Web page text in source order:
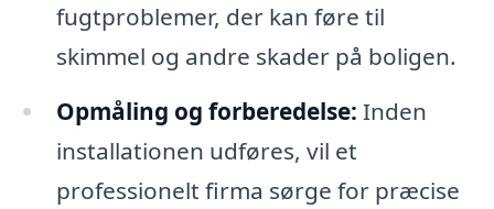
fugtproblemer, der kan føre til
skimmel og andre skader på boligen.
Opmåling og forberedelse: Inden
installationen udføres, vil et
professionelt firma sørge for præcise